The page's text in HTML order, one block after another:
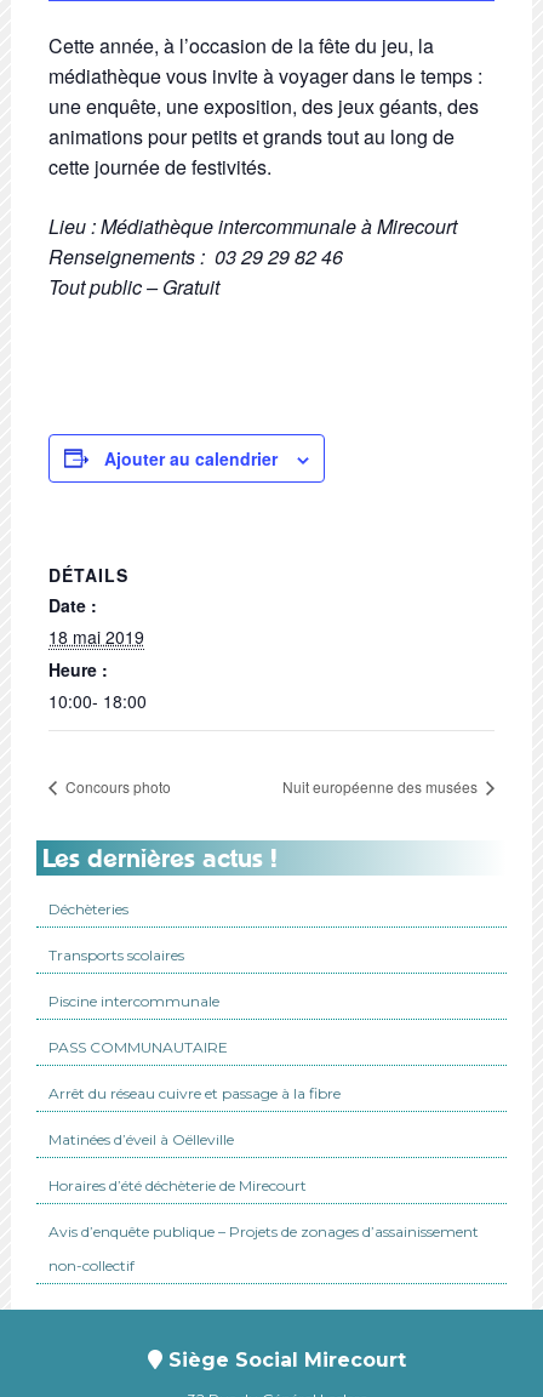
Cette année, à l’occasion de la fête du jeu, la
médiathèque vous invite à voyager dans le temps :
une enquête, une exposition, des jeux géants, des
animations pour petits et grands tout au long de
cette journée de festivités.
Lieu : Médiathèque intercommunale à Mirecourt
Renseignements : 03 29 29 82 46
Tout public – Gratuit
Ajouter au calendrier
DÉTAILS
Date :
18 mai 2019
Heure :
10:00- 18:00
Concours photo Nuit européenne des musées
Les dernières actus !
Déchèteries
Transports scolaires
Piscine intercommunale
PASS COMMUNAUTAIRE
Arrêt du réseau cuivre et passage à la fibre
Matinées d’éveil à Oëlleville
Horaires d’été déchèterie de Mirecourt
Avis d’enquête publique – Projets de zonages d’assainissement
non-collectif
Siège Social Mirecourt